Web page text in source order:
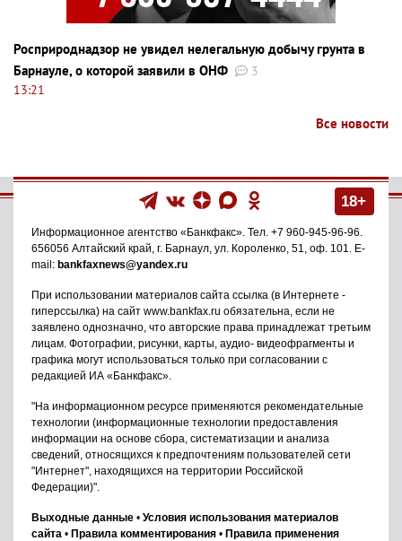
Росприроднадзор не увидел нелегальную добычу грунта в
Барнауле, о которой заявили в ОНФ
3
13:21
Все новости
18+
Информационное агентство «Банкфакс» . Тел. +7 960-945-96-96
656056 Алтайский край, г. Барнаул ул. Короленко, 51, оф. 101
. E-
mail: bankfaxnews@yandex.ru
При использовании материалов сайта ссылка (в Интернете -
гиперссылка) на сайт www.bankfax.ru обязательна, если не
заявлено однозначно, что авторские права принадлежат третьим
лицам. Фотографии, рисунки, карты, аудио- видеофрагменты и
графика могут использоваться только при согласовании с
редакцией ИА «Банкфакс».
"На информационном ресурсе применяются рекомендательные
технологии (информационные технологии предоставления
информации на основе сбора, систематизации и анализа
сведений, относящихся к предпочтениям пользователей сети
"Интернет", находящихся на территории Российской
Федерации)".
Выходные данные • Условия использования материалов
сайта • Правила комментирования • Правила применения